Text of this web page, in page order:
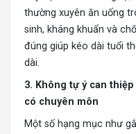
thường xuyên ăn uống
sinh, kháng khuẩn và
đúng giúp kéo dài tuổi
dài.
3. Không tự ý can
có chuyên môn
Một số hạng mục như